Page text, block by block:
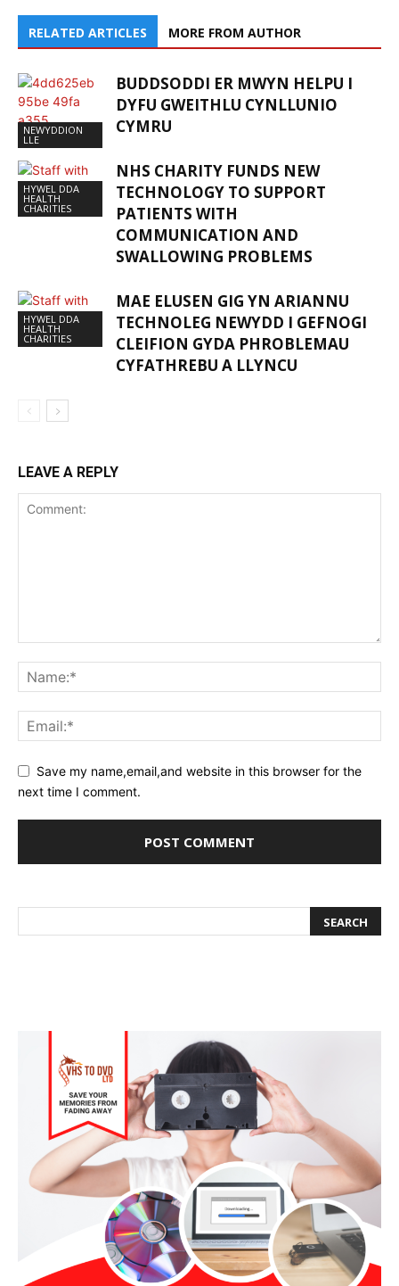
RELATED ARTICLES MORE FROM AUTHOR
NEWYDDION
LLE
BUDDSODDI ER MWYN HELPU I
DYFU GWEITHLU CYNLLUNIO
CYMRU
HYWEL DDA
HEALTH
CHARITIES
NHS CHARITY FUNDS NEW
TECHNOLOGY TO SUPPORT
PATIENTS WITH
COMMUNICATION AND
SWALLOWING PROBLEMS
HYWEL DDA
HEALTH
CHARITIES
MAE ELUSEN GIG YN ARIANNU
TECHNOLEG NEWYDD I GEFNOGI
CLEIFION GYDA PHROBLEMAU
CYFATHREBU A LLYNCU
LEAVE A REPLY
Save my name,email,and website in this browser for the
next time I comment.